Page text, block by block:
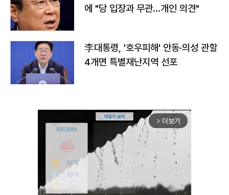
에 "당 입장과 무관…개인 의견"
李대통령, '호우피해' 안동·의성 관할
4개면 특별재난지역 선포
arrow_forward_ios 더보기